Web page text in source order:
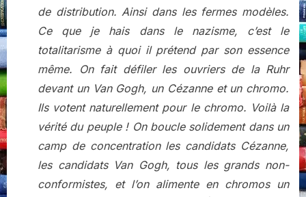
de distribution. Ainsi dans les fermes modèles.
Ce que je hais dans le nazisme, c’est le
totalitarisme à quoi il prétend par son essence
même. On fait défiler les ouvriers de la Ruhr
devant un Van Gogh, un Cézanne et un chromo.
Ils votent naturellement pour le chromo. Voilà la
vérité du peuple ! On boucle solidement dans un
camp de concentration les candidats Cézanne,
les candidats Van Gogh, tous les grands non-
conformistes, et l’on alimente en chromos un